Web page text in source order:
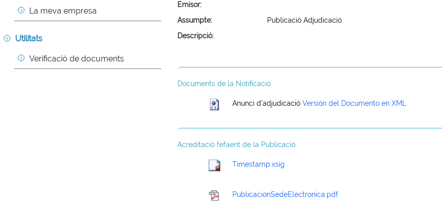
La meva empresa
Utilitats
Verificació de documents
Emisor:
Assumpte:
Publicació Adjudicació
Descripció:
Documents de la Notificació
Anunci d'adjudicació Versión del Documento en XML
Acreditació fefaent de la Publicació
Timestamp.xsig
PublicacionSedeElectronica.pdf